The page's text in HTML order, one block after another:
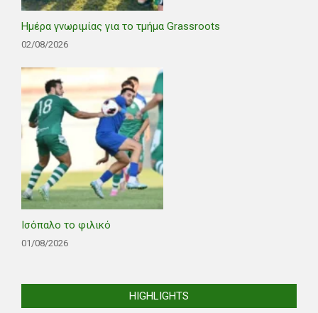
Ημέρα γνωριμίας για το τμήμα Grassroots
02/08/2026
Ισόπαλο το φιλικό
01/08/2026
HIGHLIGHTS